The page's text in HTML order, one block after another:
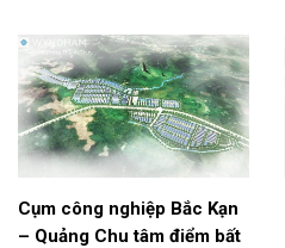
Cụm công nghiệp Bắc Kạn
– Quảng Chu tâm điểm bất